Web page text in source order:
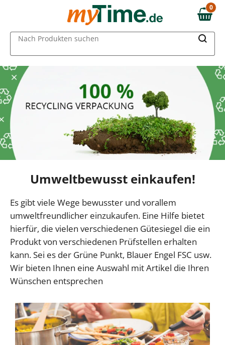
0,00 €
0
Nach Produkten suchen
Umweltbewusst einkaufen!
Es gibt viele Wege bewusster und vorallem
umweltfreundlicher einzukaufen. Eine Hilfe bietet
hierfür, die vielen verschiedenen Gütesiegel die ein
Produkt von verschiedenen Prüfstellen erhalten
kann. Sei es der Grüne Punkt, Blauer Engel FSC usw.
Wir bieten Ihnen eine Auswahl mit Artikel die Ihren
Wünschen entsprechen